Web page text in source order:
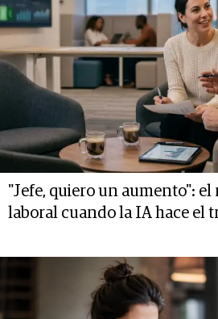
"Jefe, quiero un aumento":
laboral cuando la IA hace el